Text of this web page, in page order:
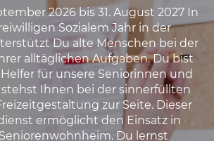
Karte anzeigen